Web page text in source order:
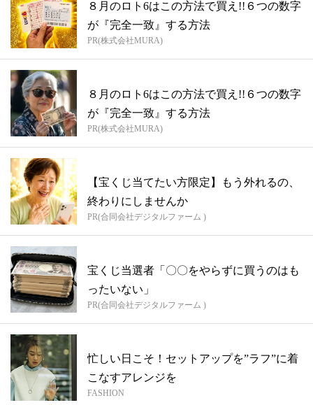
８月のロト6はこの方法で買え!!６つの数字
が『完全一致』する方法
PR(株式会社MURA)
８月のロト6はこの方法で買え!!６つの数字
が『完全一致』する方法
PR(株式会社MURA)
【宝くじ当てたい方限定】もう外れるの、
終わりにしませんか
PR(合同会社デジタルファーム )
宝くじ当選者「〇〇をやらずに買うのはも
ったいない」
PR(合同会社デジタルファーム )
忙しい日こそ！セットアップを”ラフ”に着
こなすアレンジを
FASHION